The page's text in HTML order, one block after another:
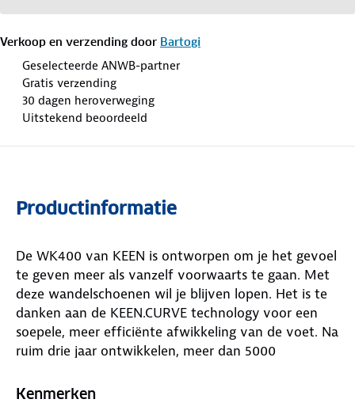
Verkoop en verzending door Bartogi
Geselecteerde ANWB-partner
Gratis verzending
30 dagen heroverweging
Uitstekend beoordeeld
Productinformatie
De WK400 van KEEN is ontworpen om je het gevoel
te geven meer als vanzelf voorwaarts te gaan. Met
deze wandelschoenen wil je blijven lopen. Het is te
danken aan de KEEN.CURVE technology voor een
soepele, meer efficiënte afwikkeling van de voet. Na
ruim drie jaar ontwikkelen, meer dan 5000
heeft de nieuwe zool de WK400 wandelschoen
Kenmerken